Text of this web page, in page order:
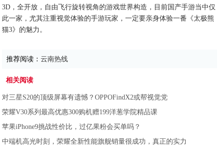
3D，全开放，自由飞行旋转视角的游戏世界构造，目前国产手游当中仅
此一家，尤其注重视觉体验的手游玩家，一定要亲身体验一番《太极熊
猫3》的魅力。
推荐阅读：云南热线
相关阅读
对三星S20的顶级屏幕有遗憾？OPPOFindX2或帮视觉党
荣耀V30系列最高优惠300购机赠199洋葱学院精品课
苹果iPhone9挑战性价比，过亿果粉会买单吗？
中端机高光时刻，荣耀全新性能旗舰销量很成功，真正的实力